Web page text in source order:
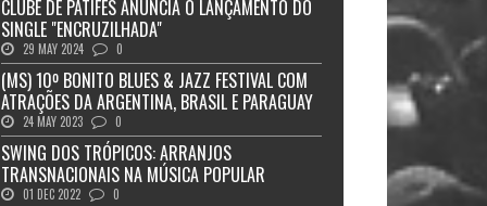
CLUBE DE PATIFES ANUNCIA O LANÇAMENTO DO
SINGLE "ENCRUZILHADA"
29 MAY 2024 0
(MS) 10º BONITO BLUES & JAZZ FESTIVAL COM
ATRAÇÕES DA ARGENTINA, BRASIL E PARAGUAY
24 MAY 2023 0
SWING DOS TRÓPICOS: ARRANJOS
TRANSNACIONAIS NA MÚSICA POPULAR
01 DEC 2022 0